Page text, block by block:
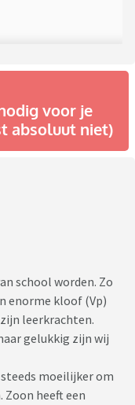
voor je
absoluut niet)
school worden. Zo
enorme kloof (Vp)
leerkrachten.
gelukkig zijn wij
moeilijker om
Zoon heeft een